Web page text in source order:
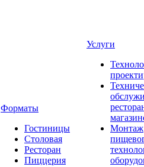
Форматы
Гостиницы
Столовая
Ресторан
Пиццерия
Услуги
Монтаж